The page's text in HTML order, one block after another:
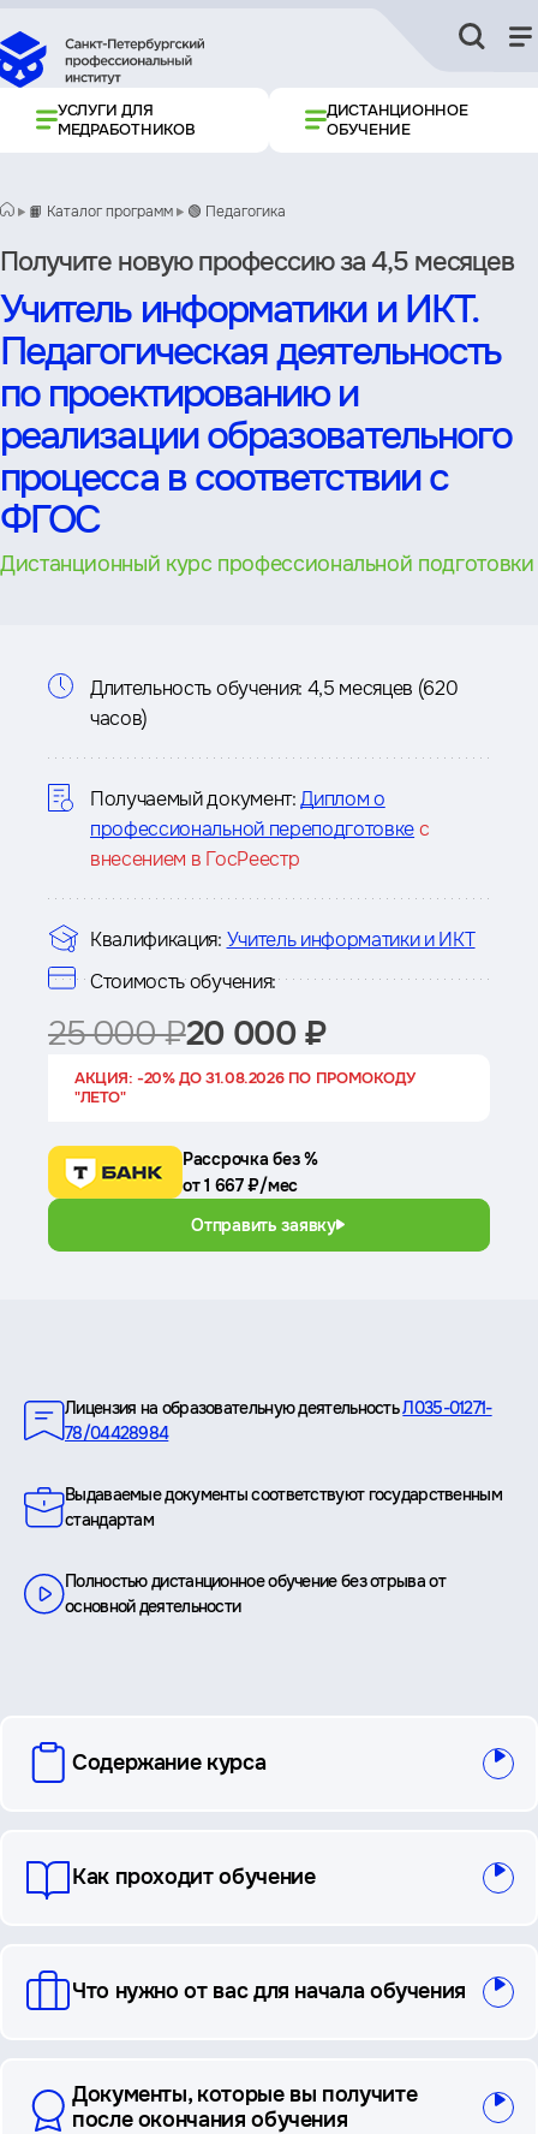
УСЛУГИ ДЛЯ
МЕДРАБОТНИКОВ
ДИСТАНЦИОННОЕ
ОБУЧЕНИЕ
📙 Каталог программ 🟢 Педагогика
Получите новую профессию за 4,5 месяцев
Учитель информатики и ИКТ.
Педагогическая деятельность
по проектированию и
реализации образовательного
процесса в соответствии с
ФГОС
Дистанционный курс профессиональной подготовки
Информация
курсе
Длительность обучения: 4,5 месяцев (620
часов)
Получаемый документ: Диплом о
профессиональной переподготовкес
внесением в ГосРеестр
Квалификация: Учитель информатики и ИКТ
Стоимость обучения:
25 000 ₽20 000 ₽
АКЦИЯ: -20% ДО 31.08.2026 ПО ПРОМОКОДУ
"ЛЕТО"
Рассрочка без %
от 1 667 ₽/мес
Отправить заявку
Лицензия на образовательную деятельностьЛ035-01271-
78/04428984
Выдаваемые документы соответствуют государственным
стандартам
Полностью дистанционное обучение без отрыва от
основной деятельности
вопросы
Содержание курса
Как проходит обучение
Что нужно от вас для начала обучения
Документы, которые вы получите
после окончания обучения